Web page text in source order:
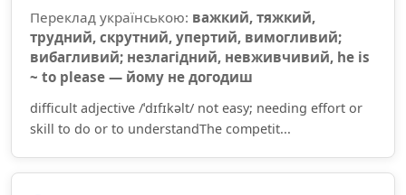
Переклад українською: важкий, тяжкий,
трудний, скрутний, упертий, вимогливий;
вибагливий; незлагідний, невживчивий, he is
~ to please — йому не догодиш
difficult adjective /ˈdɪfɪkəlt/ not easy; needing effort or
skill to do or to understandThe competit...